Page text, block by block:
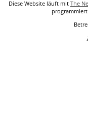
Diese Website läuft mit The